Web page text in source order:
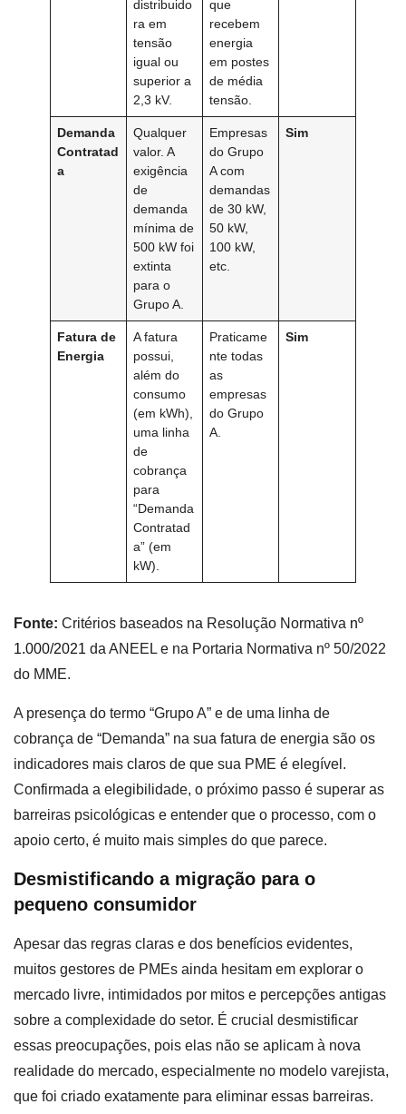
distribuido
ra em
tensão
igual ou
superior a
2,3 kV.
que
recebem
energia
em postes
de média
tensão.
Demanda
Contratad
a
Qualquer
valor. A
exigência
de
demanda
mínima de
500 kW foi
extinta
para o
Grupo A.
Empresas
do Grupo
A com
demandas
de 30 kW,
50 kW,
100 kW,
etc.
Sim
Fatura de
Energia
A fatura
possui,
além do
consumo
(em kWh),
uma linha
de
cobrança
para
“Demanda
Contratad
a” (em
kW).
Praticame
nte todas
as
empresas
do Grupo
A.
Sim
Fonte: Critérios baseados na Resolução Normativa nº
1.000/2021 da ANEEL e na Portaria Normativa nº 50/2022
do MME.
A presença do termo “Grupo A” e de uma linha de
cobrança de “Demanda” na sua fatura de energia são os
indicadores mais claros de que sua PME é elegível.
Confirmada a elegibilidade, o próximo passo é superar as
barreiras psicológicas e entender que o processo, com o
apoio certo, é muito mais simples do que parece.
Desmistificando a migração para o
pequeno consumidor
Apesar das regras claras e dos benefícios evidentes,
muitos gestores de PMEs ainda hesitam em explorar o
mercado livre, intimidados por mitos e percepções antigas
sobre a complexidade do setor. É crucial desmistificar
essas preocupações, pois elas não se aplicam à nova
realidade do mercado, especialmente no modelo varejista,
que foi criado exatamente para eliminar essas barreiras.